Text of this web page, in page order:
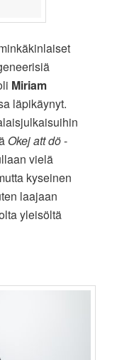
Miriam
läpikäynyt.
Okej att dö-
vielä
kyseinen
laajaan
yleisöltä